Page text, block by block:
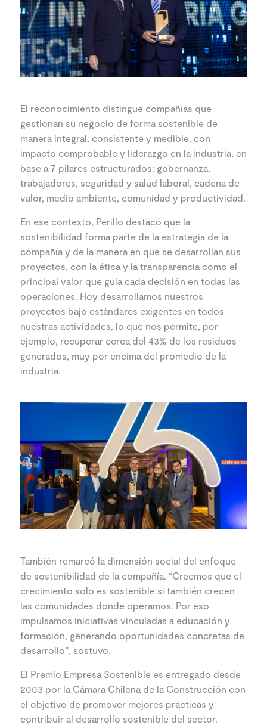
El reconocimiento distingue compañías que
gestionan su negocio de forma sostenible de
manera integral, consistente y medible, con
impacto comprobable y liderazgo en la industria, en
base a 7 pilares estructurados: gobernanza,
trabajadores, seguridad y salud laboral, cadena de
valor, medio ambiente, comunidad y productividad.
En ese contexto, Perillo destacó que la
sostenibilidad forma parte de la estrategia de la
compañía y de la manera en que se desarrollan sus
proyectos, con la ética y la transparencia como el
principal valor que guía cada decisión en todas las
operaciones. Hoy desarrollamos nuestros
proyectos bajo estándares exigentes en todos
nuestras actividades, lo que nos permite, por
ejemplo, recuperar cerca del 43% de los residuos
generados, muy por encima del promedio de la
industria.
También remarcó la dimensión social del enfoque
de sostenibilidad de la compañía. “Creemos que el
crecimiento solo es sostenible si también crecen
las comunidades donde operamos. Por eso
impulsamos iniciativas vinculadas a educación y
formación, generando oportunidades concretas de
desarrollo”, sostuvo.
El Premio Empresa Sostenible es entregado desde
2003 por la Cámara Chilena de la Construcción con
el objetivo de promover mejores prácticas y
contribuir al desarrollo sostenible del sector.